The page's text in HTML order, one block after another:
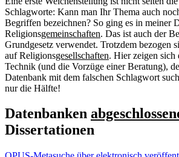
Schlagworte: Kann man Ihr Thema auch
Begriffen bezeichnen? So ging es in meiner
Religionsgemeinschaften. Das ist auch der
Grundgesetz verwendet. Trotzdem bezogen
auf Religionsgesellschaften. Hier zeigen sich
Technik (und die Vorzüge einer Beratung),
Datenbank mit dem falschen Schlagwort
nur die Hälfte!
Datenbanken
Dissertationen